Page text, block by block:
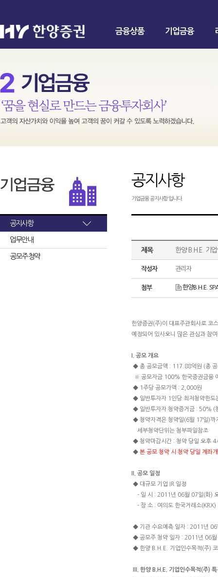
금융상품 기업금융
공지사항
업무안내
공모주 청약
공지사항
기업금융 공지사항 입니다.
제목 한양 B.H.E. 기
작성자 관리자
첨부 한양B.H.E.
한양증권(주)이 대표주관회사로 코
예정되어 있사오니 많은 관심과 참
I. 공모 개요
◆ 총 공모금액 : 117.88억원 (총
※ 공모자금 100% 한국증권금융
◆ 1주당 공모가액 : 2,000원
◆ 일반투자자 1인당 최저청약한
◆ 일반투자자 청약증거금 : 50% (
◆ 청약자격은 청약일(6월 17일)까
세부청약단위는 첨부파일참조
◆ 청약마감시간 : 청약 당일 오후 4
◆ 본 공모 청약 시 청약 당일 계좌
II. 공모 일정
◆ 대규모 기업 IR 일정
- 일 시 : 2011년 06월 07일(화)
- 장 소 : 여의도 한국거래소(KRX)
◆ 기관 수요예측 일자 : 2011년
◆ 공모주 청약 일자 : 2011년 06
◆ 한양 B.H.E. 기업인수목적(주)
III. 한양 B.H.E. 기업인수목적(주) 특